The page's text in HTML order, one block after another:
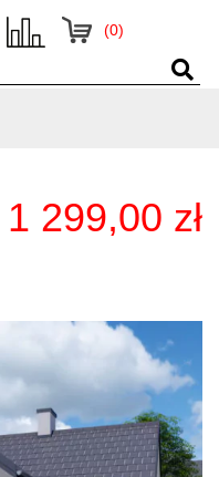
(0)
1 299,00 zł